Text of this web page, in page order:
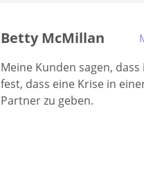
Betty McMillan
Meine Kunden sagen,
fest, dass eine Krise in
Partner zu geben.